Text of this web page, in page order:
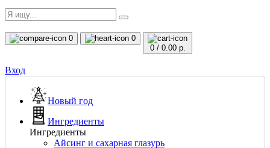
0
0
0/ 0.00 р.
Вход
Новый год
Ингредиенты
Ингредиенты
Айсинг и сахарная глазурь